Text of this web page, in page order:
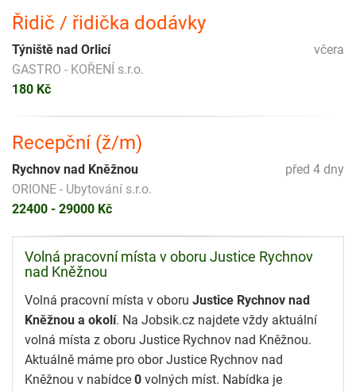
Řidič / řidička dodávky
včera
Týniště nad Orlicí
GASTRO - KOŘENÍ s.r.o.
180 Kč
Recepční (ž/m)
před 4 dny
Rychnov nad Kněžnou
ORIONE - Ubytování s.r.o.
22400 - 29000 Kč
Volná pracovní místa v oboru Justice Rychnov
nad Kněžnou
Volná pracovní místa v oboru Justice Rychnov nad
Kněžnou a okolí. Na Jobsik.cz najdete vždy aktuální
volná místa z oboru Justice Rychnov nad Kněžnou.
Aktuálně máme pro obor Justice Rychnov nad
Kněžnou v nabídce 0 volných míst. Nabídka je